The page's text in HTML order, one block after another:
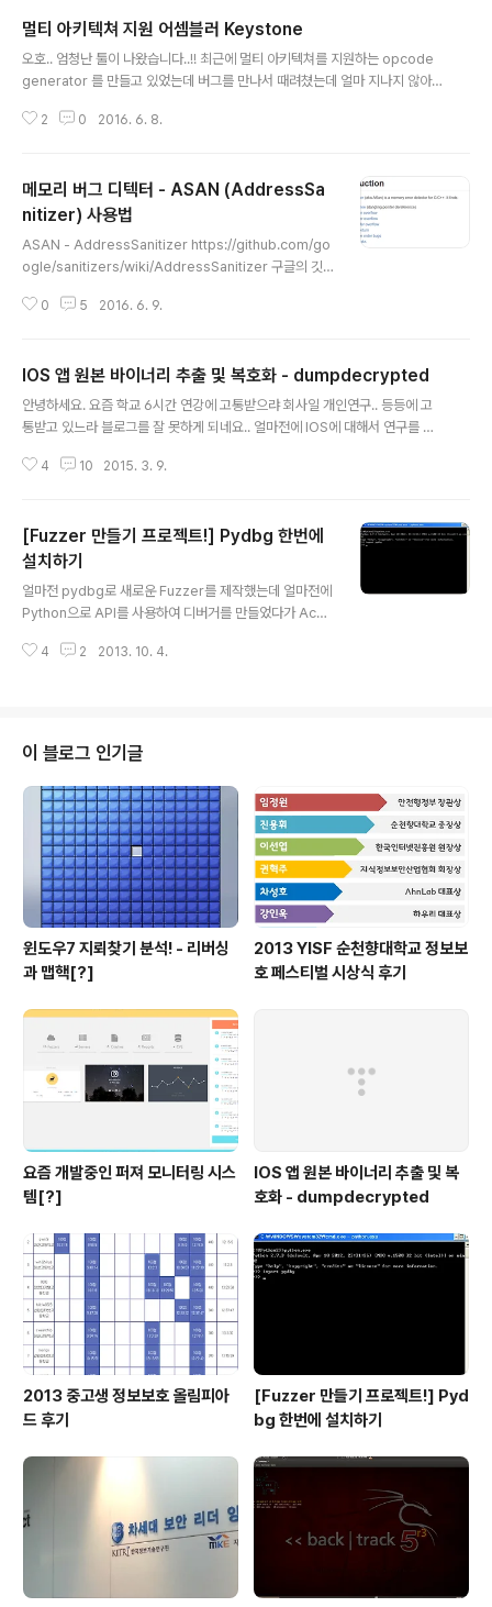
멀티 아키텍쳐 지원 어셈블러 Keystone
오호.. 엄청난 툴이 나왔습니다..!! 최근에 멀티 아키텍쳐를 지원하는 opcode
generator 를 만들고 있었는데 버그를 만나서 때려쳤는데 얼마 지나지 않아 K
github.com/keystone-engine/keystone 에서 받고 빌드하실 수 있습니
-architecture assembler framework. It offers some unparalleled
features:Multi-architect..
2 0 2016. 6. 8.
메모리 버그 디텍터 - ASAN (AddressSa
nitizer) 사용법
ASAN - AddressSanitizer https://github.com/go
ogle/sanitizers/wiki/AddressSanitizer 구글의 깃
버그를 디텍션 해주는 툴 이라고 보면 된다. 따로 설치해서
의 사진은 ASAN을 적용해서 디텍션할 수 있는 버그들의
목록이다. Sanitizer 시리즈로는 아래와 같은 것들이 있
다. AddressSanitizer (detects addressability iss
i/AddressSani..
0 5 2016. 6. 9.
IOS 앱 원본 바이너리 추출 및 복호화 - dumpdecrypted
안녕하세요. 요즘 학교 6시간 연강에 고통받으랴 회사일 개인연구.. 등등에 고
통받고 있느라 블로그를 잘 못하게 되네요.. 얼마전에 IOS에 대해서 연구를 하
OS 앱 바이너리를 추출해보고 싶었습니다. 우선 아이패드의 운영체제인 IOS
를 올린 뒤에 실제 프로그램 루틴이 실행 된다고 하는데, 자세한 원리는 아래 링
크를 참고해보시면 되겠습니다. [IOS Tutorial #1] IOS App 암호화 해제하
기 (Decrypting IOS App Binary Encryption) On IOS..
4 10 2015. 3. 9.
[Fuzzer 만들기 프로젝트!] Pydbg 한번에
설치하기
얼마전 pydbg로 새로운 Fuzzer를 제작했는데 얼마전에
Python으로 API를 사용하여 디버거를 만들었다가 Acce
분들이 퍼져를 만들때 사용하셨던 pydbg를 이용해서 만
는 블로거 분을 발견했고 바로 따라했습니다. http://etho
bis.tistory.com/entry/Python-27-PeiMei-Pydbg
-사용방법 [아래 나올 자료도 블로거님의 자료임을 미리
알립니다.] [또한 이 자료는 Windows XP 기준으로 설명
했습니다.] 우선 파이썬 2.7.3을 기준으로..
4 2 2013. 10. 4.
이 블로그 인기글
윈도우7 지뢰찾기 분석! - 리버싱
과 맵핵[?]
2013 YISF 순천향대학교 정보보
호 페스티벌 시상식 후기
요즘 개발중인 퍼져 모니터링 시스
템[?]
IOS 앱 원본 바이너리 추출 및 복
호화 - dumpdecrypted
2013 중고생 정보보호 올림피아
드 후기
[Fuzzer 만들기 프로젝트!] Pyd
bg 한번에 설치하기